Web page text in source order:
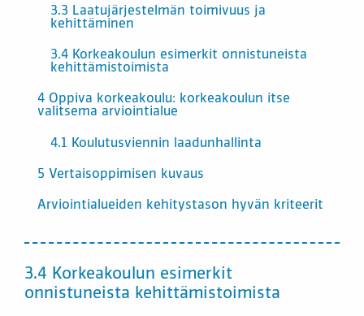
3.3 Laatujärjestelmän toimivuus ja
kehittäminen
3.4 Korkeakoulun esimerkit onnistuneista
kehittämistoimista
4 Oppiva korkeakoulu: korkeakoulun itse
valitsema arviointialue
4.1 Koulutusviennin laadunhallinta
5 Vertaisoppimisen kuvaus
Arviointialueiden kehitystason hyvän kriteerit
3.4 Korkeakoulun esimerkit
onnistuneista kehittämistoimista